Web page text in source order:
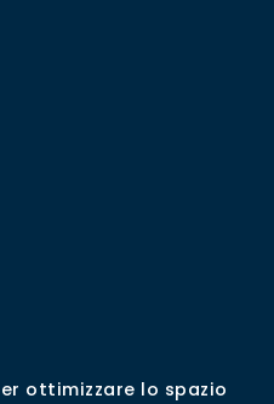
ottimizzare lo spazio